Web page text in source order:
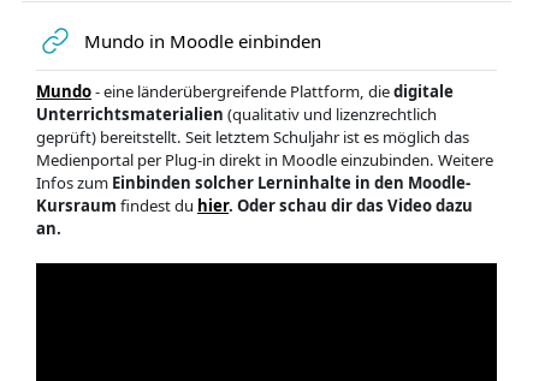
Mundo in Moodle einbinden
Mundo- eine länderübergreifende Plattform, diedigitale
Unterrichtsmaterialien (qualitativ und lizenzrechtlich
geprüft) bereitstellt. Seit letztem Schuljahr ist es möglich das
Medienportal per Plug-in direkt in Moodle einzubinden. Weitere
Infos zum Einbinden solcher Lerninhalte in den Moodle-
Kursraum findest du hier. Oder schau dir das Video dazu
an.